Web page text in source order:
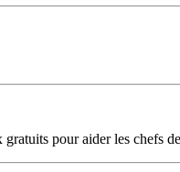
gratuits pour aider les chefs